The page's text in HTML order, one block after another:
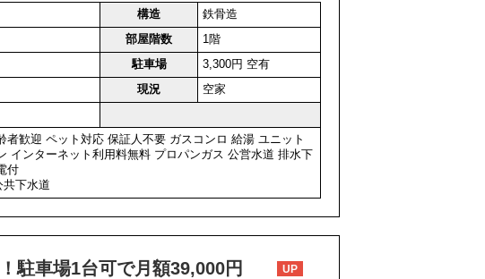
構造
鉄骨造
部屋階数
1階
駐車場
3,300円 空有
現況
空家
者歓迎 ペット対応 保証人不要 ガスコンロ 給湯 ユニット
インターネット利用料無料 プロパンガス 公営水道 排水下
付
下水道
駐車場1台可で月額39,000円 UP